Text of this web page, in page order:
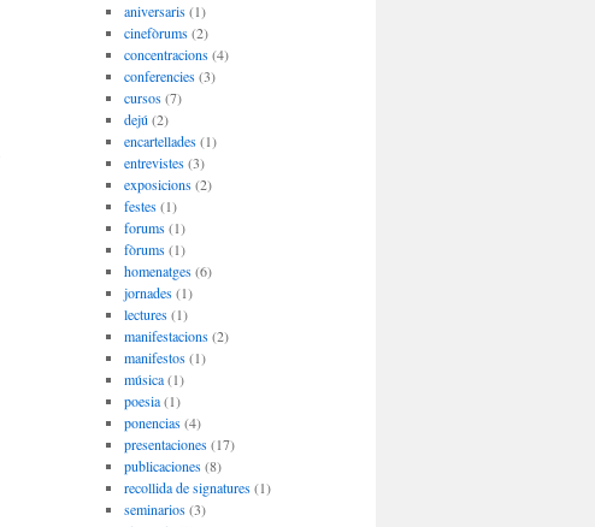
aniversaris(1)
cinefòrums(2)
concentracions(4)
conferencies(3)
cursos(7)
dejú (2)
encartellades(1)
entrevistes(3)
exposicions(2)
festes(1)
forums(1)
fòrums(1)
homenatges(6)
jornades(1)
lectures(1)
manifestacions(2)
manifestos(1)
música(1)
poesia(1)
ponencias(4)
presentaciones(17)
publicaciones(8)
recollida de signatures(1)
seminarios(3)